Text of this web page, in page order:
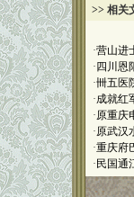
>> 相关
·营山进
· 四川恩
·卌五医
·成就红
·原重庆
·原武汉
·重庆府
· 民国通